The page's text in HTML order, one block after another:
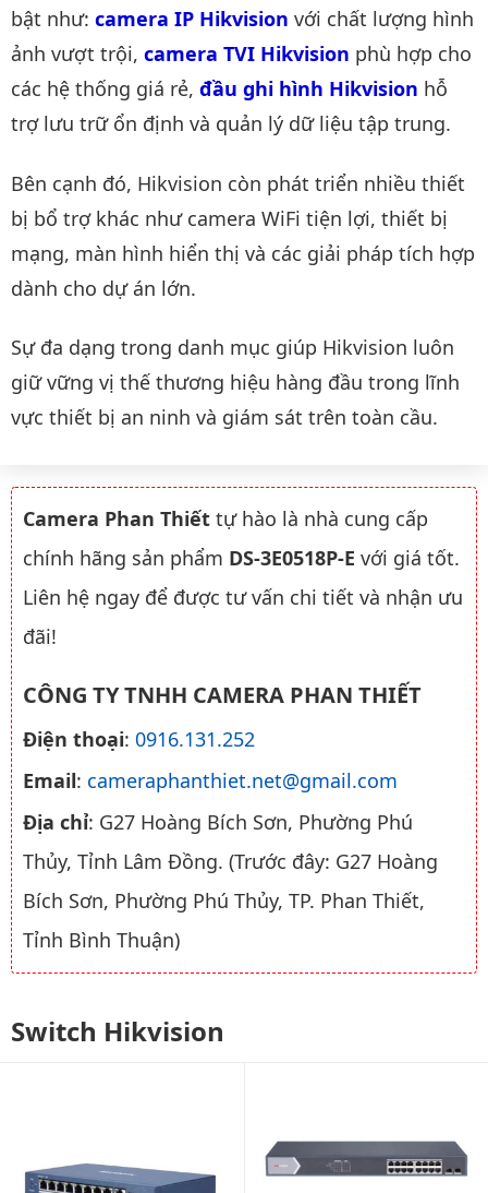
bật như: camera IP Hikvision với chất lượng hình
ảnh vượt trội, camera TVI Hikvision phù hợp cho
các hệ thống giá rẻ, đầu ghi hình Hikvision hỗ
trợ lưu trữ ổn định và quản lý dữ liệu tập trung.
Bên cạnh đó, Hikvision còn phát triển nhiều thiết
bị bổ trợ khác như camera WiFi tiện lợi, thiết bị
mạng, màn hình hiển thị và các giải pháp tích hợp
dành cho dự án lớn.
Sự đa dạng trong danh mục giúp Hikvision luôn
giữ vững vị thế thương hiệu hàng đầu trong lĩnh
vực thiết bị an ninh và giám sát trên toàn cầu.
Camera Phan Thiết tự hào là nhà cung cấp
chính hãng sản phẩm DS-3E0518P-E với giá tốt.
Liên hệ ngay để được tư vấn chi tiết và nhận ưu
đãi!
CÔNG TY TNHH CAMERA PHAN THIẾT
Điện thoại: 0916.131.252
Email: cameraphanthiet.net@gmail.com
Địa chỉ: G27 Hoàng Bích Sơn, Phường Phú
Thủy, Tỉnh Lâm Đồng. (Trước đây: G27 Hoàng
Bích Sơn, Phường Phú Thủy, TP. Phan Thiết,
Tỉnh Bình Thuận)
Switch Hikvision